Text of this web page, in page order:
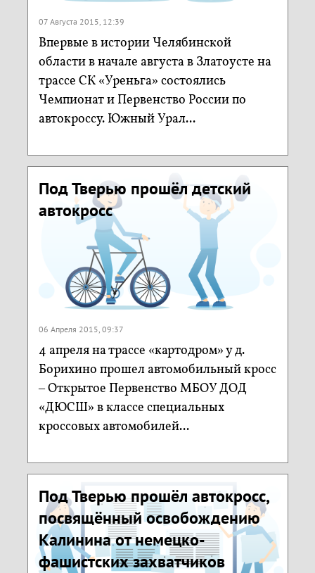
07 Августа 2015, 12:39
Впервые в истории Челябинской
области в начале августа в Златоусте на
трассе СК «Уреньга» состоялись
Чемпионат и Первенство России по
автокроссу. Южный Урал...
Под Тверью прошёл детский
автокросс
06 Апреля 2015, 09:37
4 апреля на трассе «картодром» у д.
Борихино прошел автомобильный кросс
– Открытое Первенство МБОУ ДОД
«ДЮСШ» в классе специальных
кроссовых автомобилей...
Под Тверью прошёл автокросс,
посвящённый освобождению
Калинина от немецко-
фашистских захватчиков